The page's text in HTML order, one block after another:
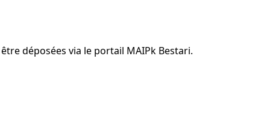
déposées via le portail MAIPk Bestari.